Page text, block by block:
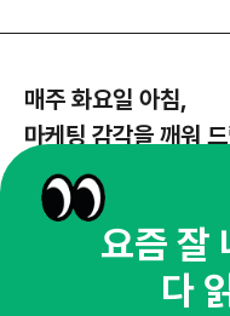
매주 화요일 아침,
마케팅 감각을 깨워
뉴스레터 구독하기
요즘 잘
다